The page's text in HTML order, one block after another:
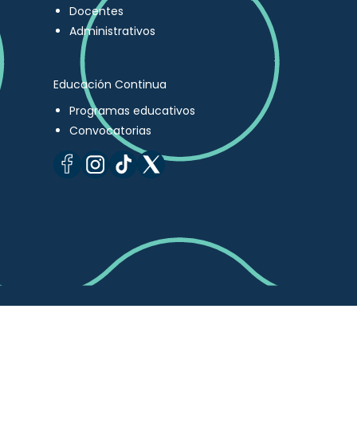
Docentes
Administrativos
Educación Continua
Programas educativos
Convocatorias